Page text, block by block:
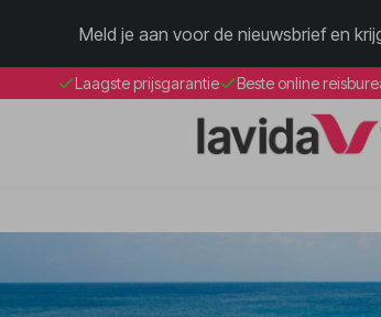
Meld je aan voor de nieuwsbrief en
Laagste prijsgarantie Beste online